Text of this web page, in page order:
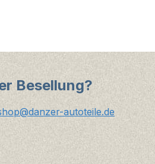
Besellung?
autoteile.de